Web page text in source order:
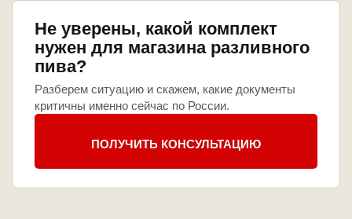
Не уверены, какой комплект
нужен для магазина разливного
пива?
Разберем ситуацию и скажем, какие документы
критичны именно сейчас по России.
ПОЛУЧИТЬ КОНСУЛЬТАЦИЮ